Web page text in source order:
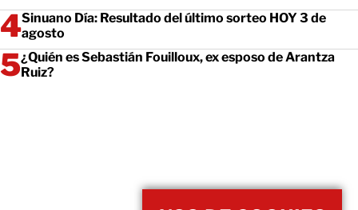
Sinuano Día: Resultado del último sorteo HOY 3 de
agosto
¿Quién es Sebastián Fouilloux, ex esposo de Arantza
Ruiz?